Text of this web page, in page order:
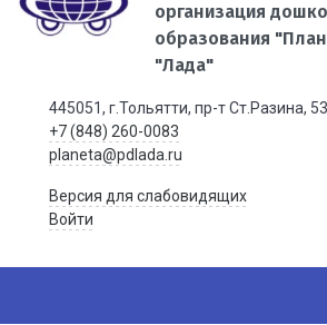
организация
образования
"Лада"
445051, г.Тольятти, пр-т Ст.Разина, 53
+7 (848) 260-0083
planeta@pdlada.ru
Версия для слабовидящих
Войти